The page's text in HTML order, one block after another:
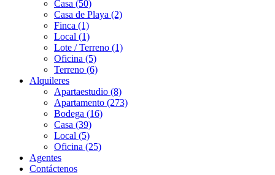
Casa (50)
Casa de Playa (2)
Finca (1)
Local (1)
Lote / Terreno (1)
Oficina (5)
Terreno (6)
Alquileres
Apartaestudio (8)
Apartamento (273)
Bodega (16)
Casa (39)
Local (5)
Oficina (25)
Agentes
Contáctenos